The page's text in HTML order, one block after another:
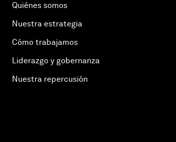
Quiénes somos
Nuestra estrategia
Cómo trabajamos
Liderazgo y gobernanza
Nuestra repercusión